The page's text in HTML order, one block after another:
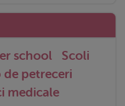
school
Scoli
de petreceri
medicale